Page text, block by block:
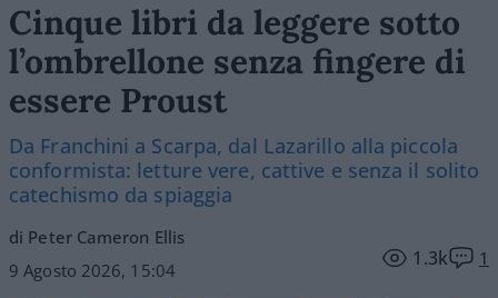
Cinque libri da leggere sotto
l’ombrellone senza fingere di
essere Proust
Da Franchini a Scarpa, dal Lazarillo alla piccola
conformista: letture vere, cattive e senza il solito
catechismo da spiaggia
di Peter Cameron Ellis
9 Agosto 2026, 15:04
1.3k 1